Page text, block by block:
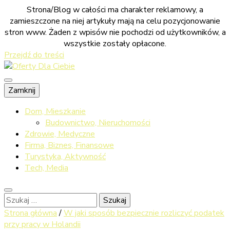
Strona/Blog w całości ma charakter reklamowy, a
zamieszczone na niej artykuły mają na celu pozycjonowanie
stron www. Żaden z wpisów nie pochodzi od użytkowników, a
wszystkie zostały opłacone.
Przejdź do treści
Oferty Dla
Ciebie
Sprawdź co dla ciebie przygotowaliśmy
Zamknij
Dom, Mieszkanie
Budownictwo, Nieruchomości
Zdrowie, Medyczne
Firma, Biznes, Finansowe
Turystyka, Aktywność
Tech, Media
Szukaj:
Strona główna /W jaki sposób bezpiecznie rozliczyć podatek
przy pracy w Holandii